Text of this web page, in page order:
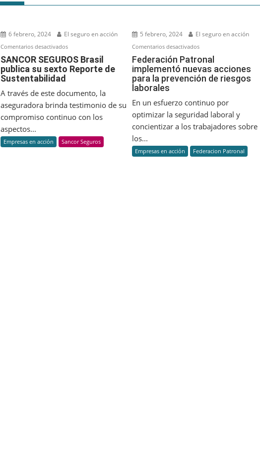
6 febrero, 2024 El seguro en acción
Comentarios desactivadosen
SANCOR
SEGUROS
Sustentabilidad
SANCOR SEGUROS Brasil
publica su sexto Reporte de
Sustentabilidad
A través de este documento, la
aseguradora brinda testimonio de su
compromiso continuo con los
aspectos...
Empresas en acción Sancor Seguros
5 febrero, 2024 El seguro en acción
Comentarios desactivadosen
Federación
Patronal
implementó
acciones
para
la
prevención
de
riesgos
Federación Patronal
implementó nuevas acciones
para la prevención de riesgos
laborales
En un esfuerzo continuo por
optimizar la seguridad laboral y
concientizar a los trabajadores sobre
los...
Empresas en acción Federacion Patronal